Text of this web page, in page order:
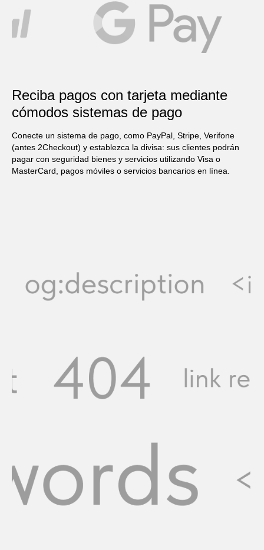
Más información
Más información
Reciba pagos con tarjeta mediante
cómodos sistemas de pago
Conecte un sistema de pago, como PayPal, Stripe, Verifone
(antes 2Checkout) y establezca la divisa: sus clientes podrán
pagar con seguridad bienes y servicios utilizando Visa o
MasterCard, pagos móviles o servicios bancarios en línea.